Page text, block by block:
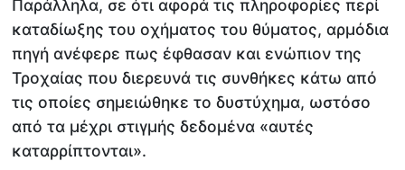
Παράλληλα, σε ότι αφορά τις πληροφορίες περί
καταδίωξης του οχήματος του θύματος, αρμόδια
πηγή ανέφερε πως έφθασαν και ενώπιον της
Τροχαίας που διερευνά τις συνθήκες κάτω από
τις οποίες σημειώθηκε το δυστύχημα, ωστόσο
από τα μέχρι στιγμής δεδομένα «αυτές
καταρρίπτονται».